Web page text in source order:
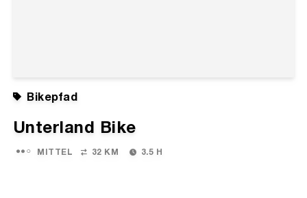
Bikepfad
Unterland Bike
MITTEL 32 KM 3.5 H